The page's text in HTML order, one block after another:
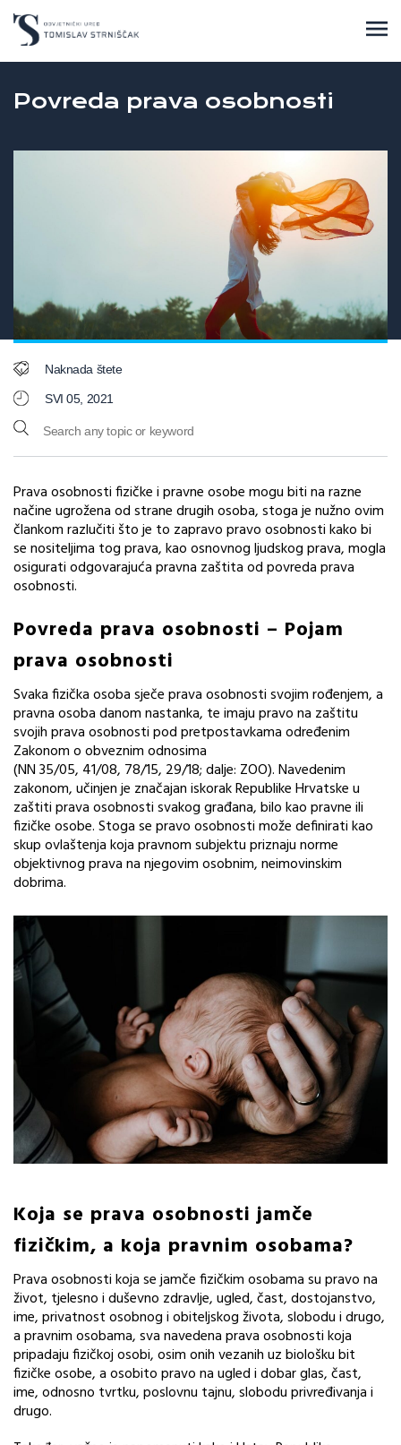
Povreda prava osobnosti
Naknada štete
SVI 05, 2021
Prava osobnosti fizičke i pravne osobe mogu biti na razne
načine ugrožena od strane drugih osoba, stoga je nužno ovim
člankom razlučiti što je to zapravo pravo osobnosti kako bi
se nositeljima tog prava, kao osnovnog ljudskog prava, mogla
osigurati odgovarajuća pravna zaštita od povreda prava
osobnosti.
Povreda prava osobnosti – Pojam
prava osobnosti
Svaka fizička osoba sječe prava osobnosti svojim rođenjem, a
pravna osoba danom nastanka, te imaju pravo na zaštitu
svojih prava osobnosti pod pretpostavkama određenim
Zakonom o obveznim odnosima
(NN 35/05, 41/08, 78/15, 29/18; dalje: ZOO). Navedenim
zakonom, učinjen je značajan iskorak Republike Hrvatske u
zaštiti prava osobnosti svakog građana, bilo kao pravne ili
fizičke osobe. Stoga se pravo osobnosti može definirati kao
skup ovlaštenja koja pravnom subjektu priznaju norme
objektivnog prava na njegovim osobnim, neimovinskim
dobrima.
Koja se prava osobnosti jamče
fizičkim, a koja pravnim osobama?
Prava osobnosti koja se jamče fizičkim osobama su pravo na
život, tjelesno i duševno zdravlje, ugled, čast, dostojanstvo,
ime, privatnost osobnog i obiteljskog života, slobodu i drugo,
a pravnim osobama, sva navedena prava osobnosti koja
pripadaju fizičkoj osobi, osim onih vezanih uz biološku bit
fizičke osobe, a osobito pravo na ugled i dobar glas, čast,
ime, odnosno tvrtku, poslovnu tajnu, slobodu privređivanja i
drugo.